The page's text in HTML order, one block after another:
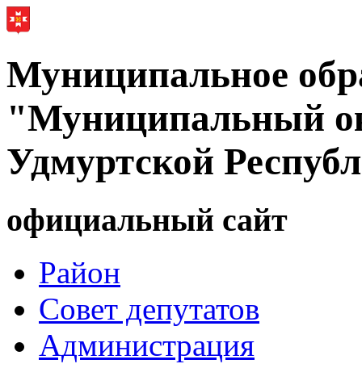
Муниципальное
"Муниципальный
Удмуртской
официальный сайт
Район
Совет депутатов
Администрация